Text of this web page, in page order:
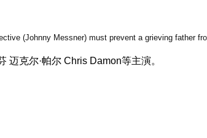
(Johnny Messner) must prevent a grieving father
迈克尔·帕尔 Chris Damon等主演。